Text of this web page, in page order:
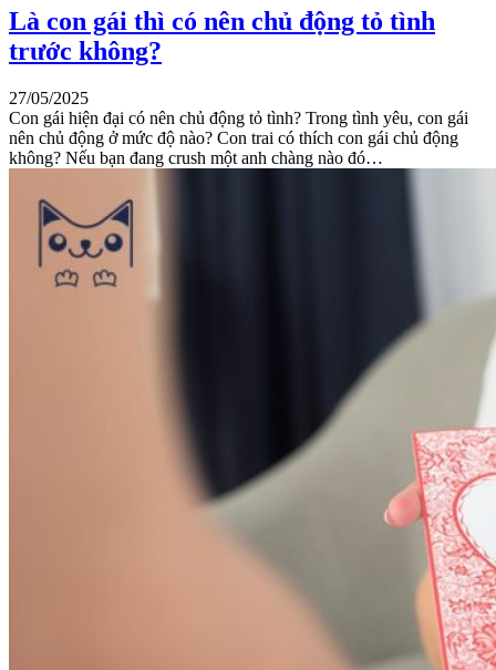
Là con gái thì có nên chủ động tỏ tình
trước không?
27/05/2025
Con gái hiện đại có nên chủ động tỏ tình? Trong tình yêu, con gái
nên chủ động ở mức độ nào? Con trai có thích con gái chủ động
không? Nếu bạn đang crush một anh chàng nào đó…